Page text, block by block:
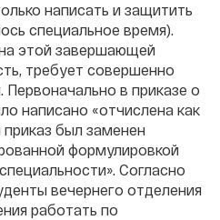
написать и защитить
специальное время).
этой завершающей
требует совершенно
в приказе о
написано «отчислена как
был заменен
формулировкой
Согласно
вечернего отделения
работать по